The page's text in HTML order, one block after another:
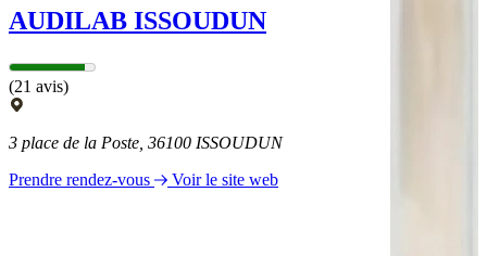
AUDILAB ISSOUDUN
(21 avis)
3 place de la Poste, 36100 ISSOUDUN
Prendre rendez-vous
Voir le site web